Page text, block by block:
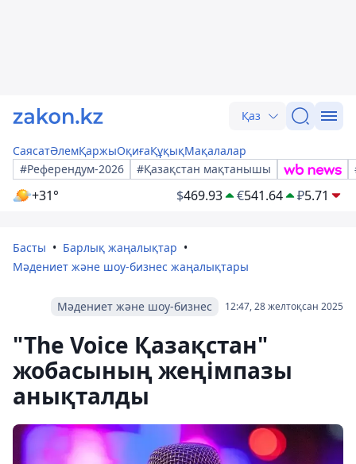
Қаз
СаясатӘлемҚаржыОқиғаҚұқықМақалалар
#Референдум-2026
#Қазақстан мақтанышы
+31° $469.93 €541.64 ₽5.71
Басты
Барлық жаңалықтар
Мәдениет және шоу-бизнес жаңалықтары
12:47, 28 желтоқсан 2025
Мәдениет және шоу-бизнес
"The Voice Қазақстан"
жобасының жеңімпазы
анықталды